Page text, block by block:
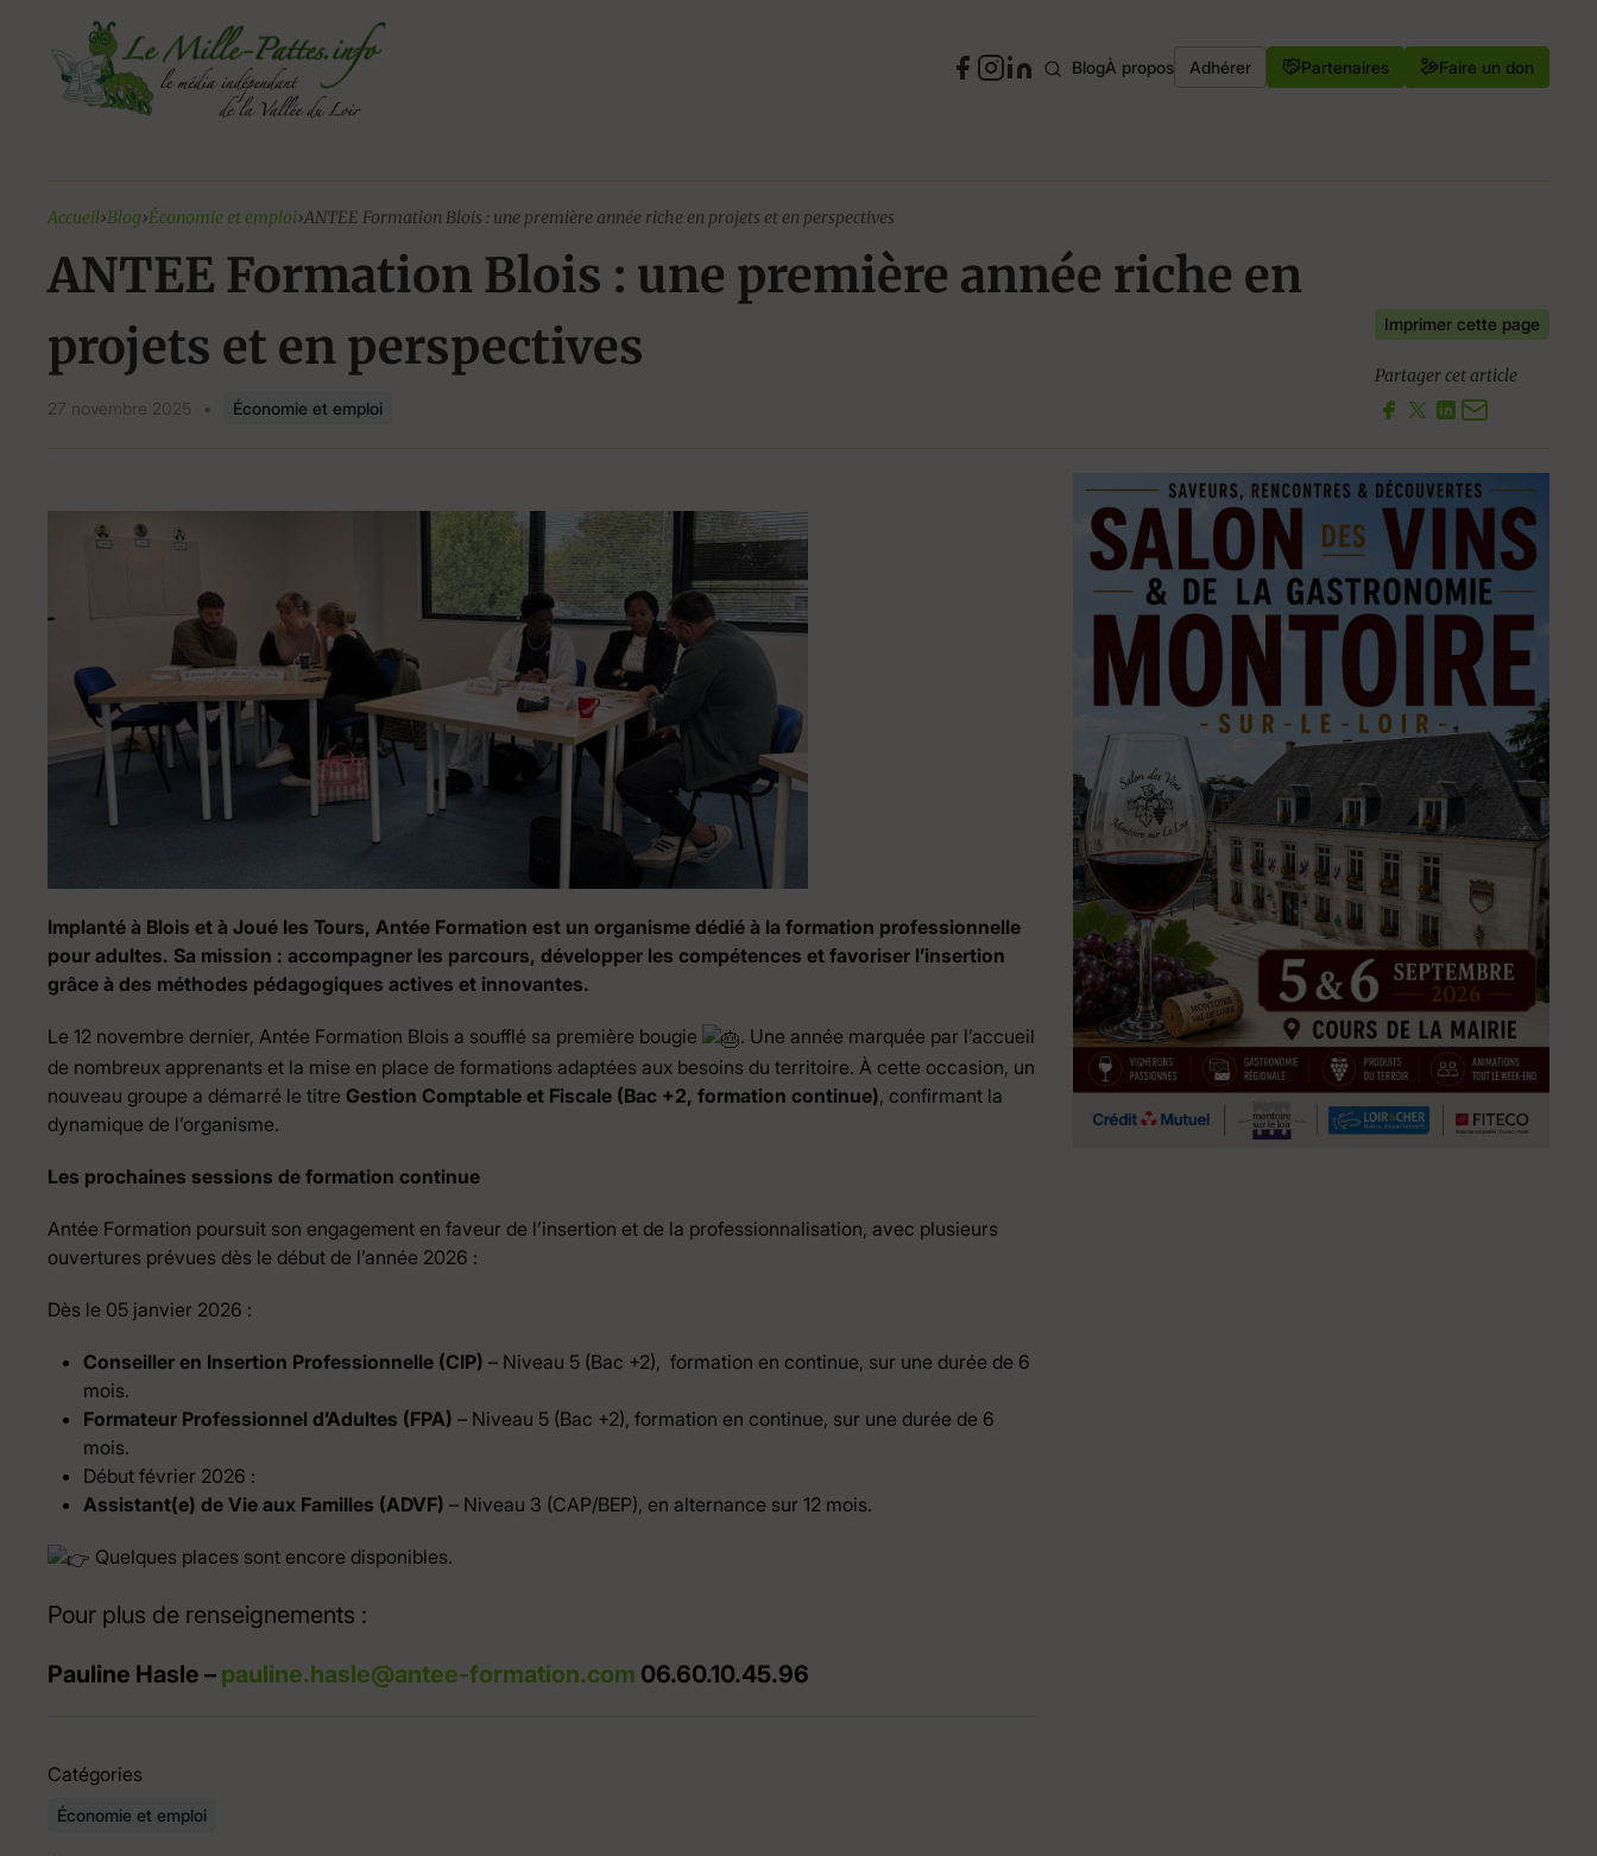
contenu
BlogÀ propos Adhérer Partenaires Faire un don
Accueil›Blog›Économie et emploi›ANTEE Formation Blois : une première année riche en projets et en perspectives
ANTEE Formation Blois : une première année riche en
projets et en perspectives
27 novembre 2025 • Économie et emploi
Imprimer cette page
Partager cet article
Implanté à Blois et à Joué les Tours, Antée Formation est un organisme dédié à la formation professionnelle
pour adultes. Sa mission : accompagner les parcours, développer les compétences et favoriser l’insertion
grâce à des méthodes pédagogiques actives et innovantes.
Le 12 novembre dernier, Antée Formation Blois a soufflé sa première bougie
. Une année marquée par l’accueil
de nombreux apprenants et la mise en place de formations adaptées aux besoins du territoire. À cette occasion, un
nouveau groupe a démarré le titre Gestion Comptable et Fiscale (Bac +2, formation continue), confirmant la
dynamique de l’organisme.
Les prochaines sessions de formation continue
Antée Formation poursuit son engagement en faveur de l’insertion et de la professionnalisation, avec plusieurs
ouvertures prévues dès le début de l’année 2026 :
Dès le 05 janvier 2026 :
Conseiller en Insertion Professionnelle (CIP) – Niveau 5 (Bac +2), formation en continue, sur une durée de 6
mois.
Formateur Professionnel d’Adultes (FPA) – Niveau 5 (Bac +2), formation en continue, sur une durée de 6
mois.
Début février 2026 :
Assistant(e) de Vie aux Familles (ADVF) – Niveau 3 (CAP/BEP), en alternance sur 12 mois.
Quelques places sont encore disponibles.
Pour plus de renseignements :
Pauline Hasle – pauline.hasle@antee-formation.com 06.60.10.45.96
Catégories
Économie et emploi